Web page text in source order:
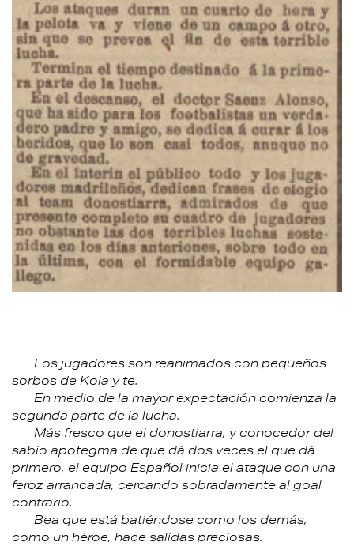
Los jugadores son reanimados con pequeños
sorbos de Kola y te.
En medio de la mayor expectación comienza la
segunda parte de la lucha.
Más fresco que el donostiarra, y conocedor del
sabio apotegma de que dá dos veces el que dá
primero, el equipo Español inicia el ataque con una
feroz arrancada, cercando sobradamente al goal
contrario.
Bea que está batiéndose como los demás,
como un héroe, hace salidas preciosas.